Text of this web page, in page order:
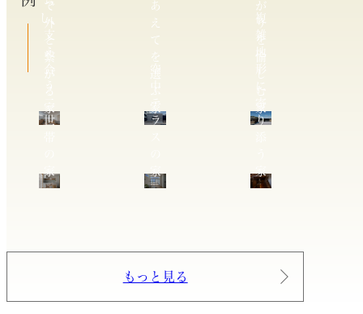
で
外
と
繋
が
る
あ
え
て
を
選
が
り
を
愉
し
し、
支
え
合
う
世
家
空
ラ
家
複
雑
地
形
り
家
もっと見る